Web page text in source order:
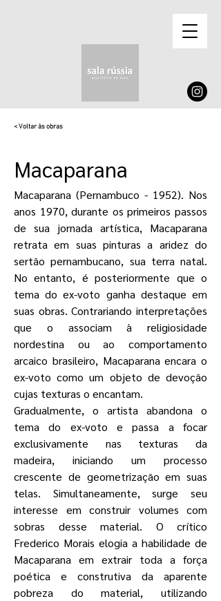
< Voltar às obras
Macaparana
Macaparana (Pernambuco - 1952). Nos
anos 1970, durante os primeiros passos
de sua jornada artística, Macaparana
retrata em suas pinturas a aridez do
sertão pernambucano, sua terra natal.
No entanto, é posteriormente que o
tema do ex-voto ganha destaque em
suas obras. Contrariando interpretações
que o associam à religiosidade
nordestina ou ao comportamento
arcaico brasileiro, Macaparana encara o
ex-voto como um objeto de devoção
cujas texturas o encantam.
Gradualmente, o artista abandona o
tema do ex-voto e passa a focar
exclusivamente nas texturas da
madeira, iniciando um processo
crescente de geometrização em suas
telas. Simultaneamente, surge seu
interesse em construir volumes com
sobras desse material. O crítico
Frederico Morais elogia a habilidade de
Macaparana em extrair toda a força
poética e construtiva da aparente
pobreza do material, utilizando